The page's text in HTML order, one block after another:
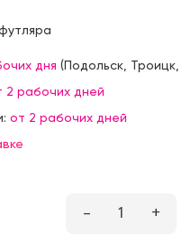
дня (Подольск, Троицк,
2 рабочих дней
от 2 рабочих дней
– 1 +